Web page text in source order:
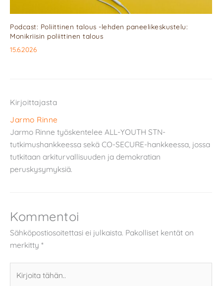
Podcast: Poliittinen talous -lehden paneelikeskustelu:
Monikriisin poliittinen talous
15.6.2026
Kirjoittajasta
Jarmo Rinne
Jarmo Rinne työskentelee ALL-YOUTH STN-
tutkimushankkeessa sekä CO-SECURE-hankkeessa, jossa
tutkitaan arkiturvallisuuden ja demokratian
peruskysymyksiä.
Kommentoi
Sähköpostiosoitettasi ei julkaista. Pakolliset kentät on
merkitty *
tähän..